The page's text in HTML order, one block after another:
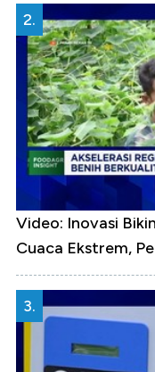
2.
Video: Inovasi
Cuaca Ekstrem,
3.